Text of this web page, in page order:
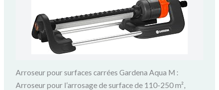
Arroseur pour surfaces carrées Gardena Aqua M :
Arroseur pour l’arrosage de surface de 110-250 m²,